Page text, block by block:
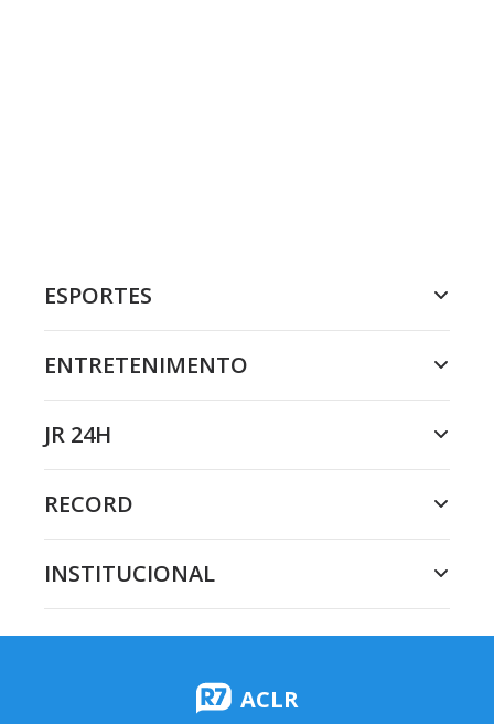
ESPORTES
ENTRETENIMENTO
JR 24H
RECORD
INSTITUCIONAL
ACLR